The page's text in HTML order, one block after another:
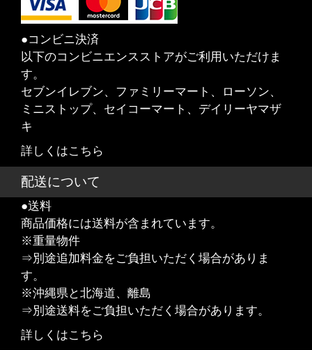
●コンビニ決済
以下のコンビニエンスストアがご利用いただけま
す。
セブンイレブン、ファミリーマート、ローソン、
ミニストップ、セイコーマート、デイリーヤマザ
キ
詳しくはこちら
配送について
●送料
商品価格には送料が含まれています。
※重量物件
⇒別途追加料金をご負担いただく場合がありま
す。
※沖縄県と北海道、離島
⇒別途送料をご負担いただく場合があります。
詳しくはこちら